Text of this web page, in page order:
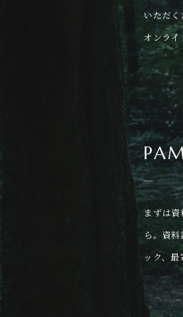
いただく
オンライ
まずは
ら。資
ック、